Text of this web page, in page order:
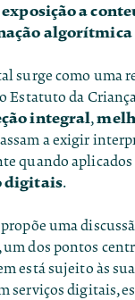
exposição a
algorítmica
surge como uma
Estatuto da
integral,
a exigir
quando
digitais.
uma
um dos pontos
está sujeito às
serviços digitais,